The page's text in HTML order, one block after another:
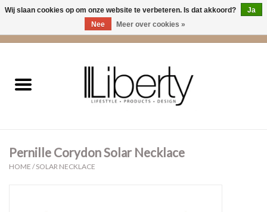
Kleding
Cadeaus
Pernille Corydon Solar Necklace
HOME /SOLAR NECKLACE
Wij slaan cookies op om onze website te verbeteren. Is dat akkoord?
Ja
Nee
Meer over cookies »